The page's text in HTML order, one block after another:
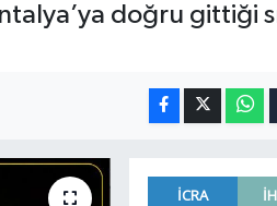
doğru gittiği